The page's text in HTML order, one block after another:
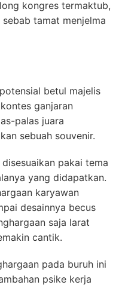
kongres termaktub,
tamat menjelma
betul majelis
ganjaran
palas juara
sebuah souvenir.
pakai tema
yang didapatkan.
karyawan
desainnya becus
saja larat
cantik.
pada buruh ini
psike kerja